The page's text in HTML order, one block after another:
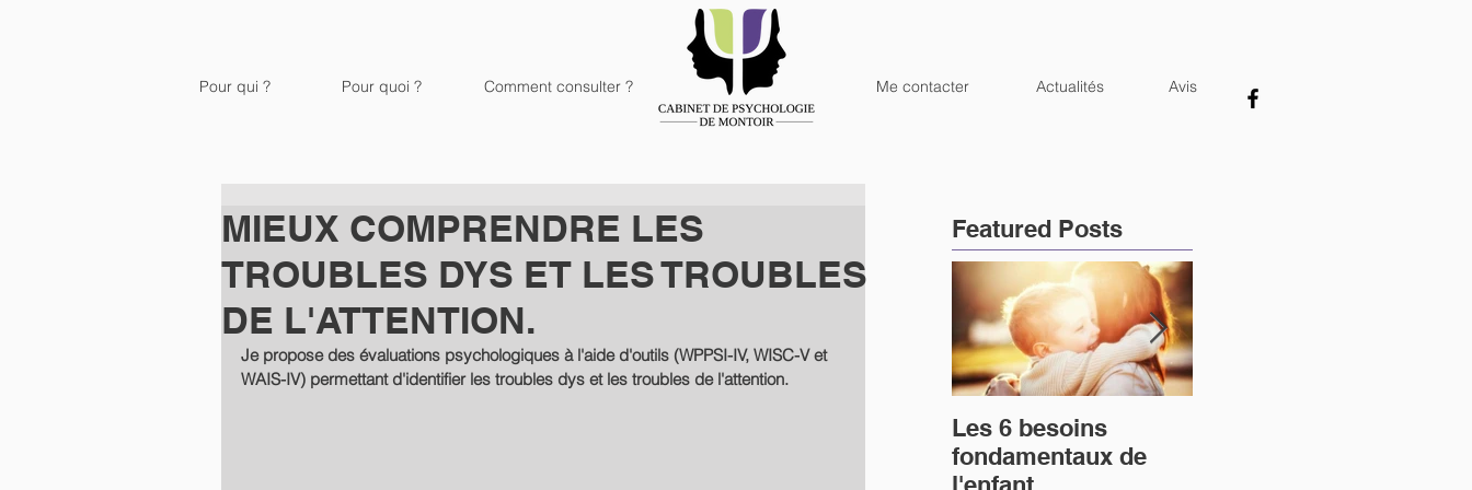
Pour qui ? Pour quoi ? Comment consulter ? Me contacter Actualités Avis
MIEUX COMPRENDRE LES
TROUBLES DYS ET LES TROUBLES
DE L'ATTENTION.
Je propose des évaluations psychologiques à l'aide d'outils (WPPSI-IV, WISC-V et
WAIS-IV) permettant d'identifier les troubles dys et les troubles de l'attention.
Featured Posts
Les 6 besoins
fondamentaux de